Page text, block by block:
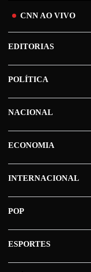
CNN AO VIVO
EDITORIAS
POLÍTICA
NACIONAL
ECONOMIA
INTERNACIONAL
POP
ESPORTES